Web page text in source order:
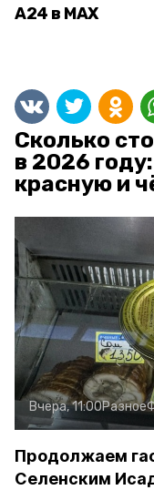
А24 в MAX
Сколько
в 2026
красную и
Вчера, 11:00Разное
Продолжаем
Селенским